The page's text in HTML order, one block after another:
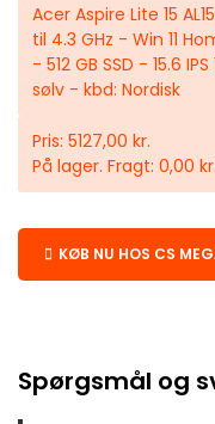
Acer Aspire Lite 15
til 4.3 GHz - Win 11
- 512 GB SSD - 15.6
sølv - kbd: Nordisk
Pris: 5127,00 kr.
På lager. Fragt: 0,00
KØB NU HOS CS
Spørgsmål og